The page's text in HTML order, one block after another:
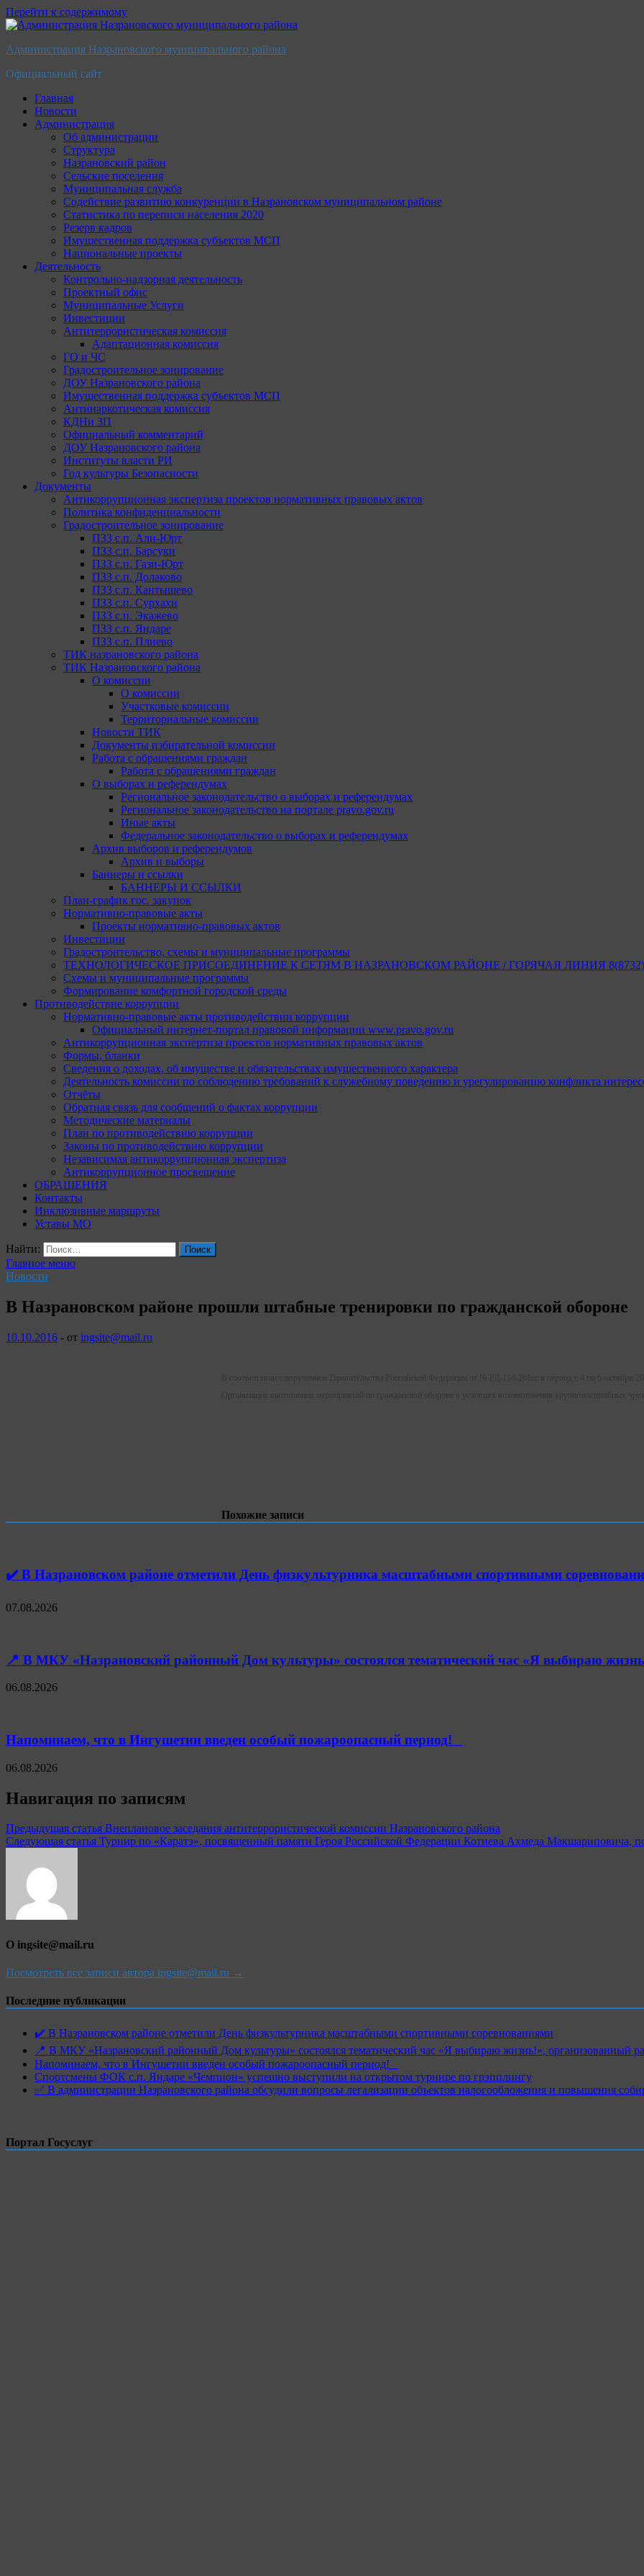
Перейти к содержимому
Администрация Назрановского муниципального района
Официальный сайт
Главная
Новости
Администрация
Об администрации
Структура
Назрановский район
Сельские поселения
Муниципальная служба
Содействие развитию конкуренции в Назрановском муниципальном районе
Статистика по переписи населения 2020
Резерв кадров
Имущественная поддержка субъектов МСП
Национальные проекты
Деятельность
Контрольно-надзорная деятельность
Проектный офис
Муниципальные Услуги
Инвестиции
Антитеррористическая комиссия
Адаптационная комиссия
ГО и ЧС
Градостроительное зонирование
ДОУ Назрановского района
Имущественная поддержка субъектов МСП
Антинаркотическая комиссия
КДНи ЗП
Официальный комментарий
ДОУ Назрановского района
Институты власти РИ
Год культуры Безопасности
Документы
Антикоррупционная экспертиза проектов нормативных правовых актов
Политика конфиденциальности
Градостроительное зонирование
ПЗЗ с.п. Али-Юрт
ПЗЗ с.п. Барсуки
ПЗЗ с.п. Гази-Юрт
ПЗЗ с.п. Долаково
ПЗЗ с.п. Кантышево
ПЗЗ с.п. Сурхахи
ПЗЗ с.п. Экажево
ПЗЗ с.п. Яндаре
ПЗЗ с.п. Плиево
ТИК назрановского района
ТИК Назрановского района
О комиссии
О комиссии
Участковые комиссии
Территориальные комиссии
Новости ТИК
Документы избирательной комиссии
Работа с обращениями граждан
Работа с обращениями граждан
О выборах и референдумах
Региональное законодательство о выборах и референдумах
Региональное законодательство на портале pravo.gov.ru
Иные акты
Федеральное законодательство о выборах и референдумах
Архив выборов и референдумов
Архив и выборы
Баннеры и ссылки
БАННЕРЫ И ССЫЛКИ
План-график гос. закупок
Нормативно-правовые акты
Проекты нормативно-правовых актов
Инвестиции
Градостроительство, схемы и муниципальные программы
ТЕХНОЛОГИЧЕСКОЕ ПРИСОЕДИНЕНИЕ К СЕТЯМ В НАЗРАНОВСКОМ РАЙОНЕ / ГОРЯЧАЯ ЛИНИЯ 8(8732)
Схемы и муниципальные программы
Формирование комфортной городской среды
Противодействие коррупции
Нормативно-правовые акты противодействии коррупции
Официальный интернет-портал правовой информации www.pravo.gov.ru
Антикоррупционная экспертиза проектов нормативных правовых актов
Формы, бланки
Сведения о доходах, об имуществе и обязательствах имущественного характера
Деятельность комиссии по соблюдению требований к служебному поведению и урегулированию конфликта
Отчёты
Обратная связь для сообщений о фактах коррупции
Методические материалы
План по противодействию коррупции
Законы по противодействию коррупции
Независимая антикоррупционная экспертиза
Антикоррупционное просвещение
ОБРАЩЕНИЯ
Контакты
Инклюзивные маршруты
Уставы МО
Найти:
Главное меню
Новости
В Назрановском районе прошли штабные тренировки по гражданской обороне
10.10.2016 - от ingsite@mail.ru
Похожие записи
✔️ В Назрановском районе отметили День физкультурника масштабными спортивными
07.08.2026
📍 В МКУ «Назрановский районный Дом культуры» состоялся тематический час «Я выбираю
06.08.2026
Напоминаем, что в Ингушетии введен особый пожароопасный период!⁣⁣⠀
06.08.2026
Навигация по записям
Предыдущая статья Внеплановое заседания антитеррористической комиссии Назрановского района
Следующая статья Турнир по «Каратэ», посвященный памяти Героя Российской Федерации Котиева Ахмеда Макшариповича,
О ingsite@mail.ru
Посмотреть все записи автора ingsite@mail.ru →
Последние публикации
✔️ В Назрановском районе отметили День физкультурника масштабными спортивными соревнованиями
📍 В МКУ «Назрановский районный Дом культуры» состоялся тематический час «Я выбираю жизнь!», организованный
Напоминаем, что в Ингушетии введен особый пожароопасный период!⁣⁣⠀
Спортсмены ФОК с.п. Яндаре «Чемпион» успешно выступили на открытом турнире по грэпплингу
✅ В администрации Назрановского района обсудили вопросы легализации объектов налогообложения и повышения
Портал Госуслуг